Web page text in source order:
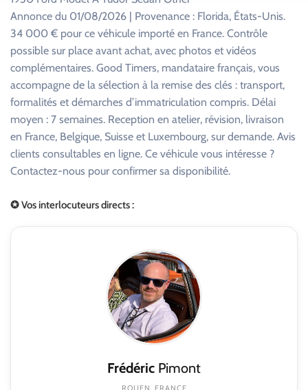
Annonce du 01/08/2026 | Provenance : Florida, États-Unis.
34 000 € pour ce véhicule importé en France. Contrôle
possible sur place avant achat, avec photos et vidéos
complémentaires. Good Timers, mandataire français, vous
accompagne de la sélection à la remise des clés : transport,
formalités et démarches d’immatriculation compris. Délai
moyen : 7 semaines. Reception en atelier, révision, livraison
en France, Belgique, Suisse et Luxembourg, sur demande. Avis
clients consultables en ligne. Ce véhicule vous intéresse ?
Contactez-nous pour confirmer sa disponibilité.
✪ Vos interlocuteurs directs :
Frédéric Pimont
ROUEN, FRANCE